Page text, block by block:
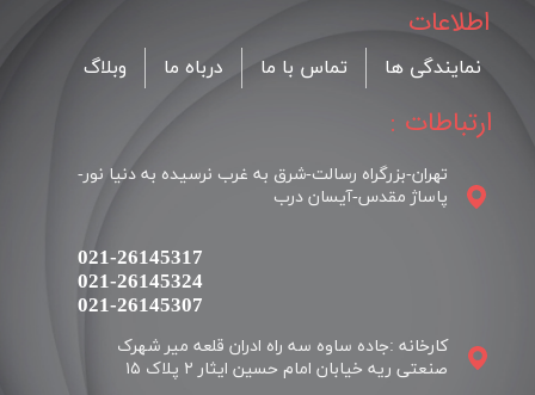
نمایندگی ها تماس با ما درباه ما وبلاگ
اطلاعات
ارتباطات :
تهران-بزرگراه رسالت-شرق به غرب نرسیده به دنیا نور-
پاساژ مقدس-آیسان درب
کارخانه :جاده ساوه سه راه ادران قلعه میر شهرک
021-26145317
021-26145324
​​​​​​​021-26145307